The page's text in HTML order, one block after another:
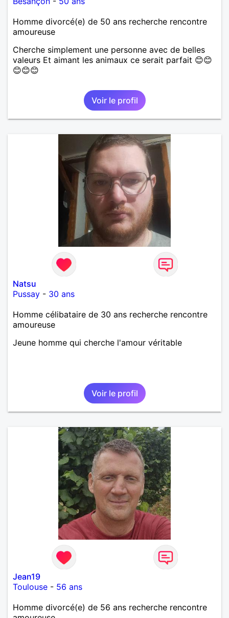
Homme divorcé(e) de 50 ans recherche rencontre
amoureuse
Cherche simplement une personne avec de belles
valeurs Et aimant les animaux ce serait parfait 😊😊
😊😊😊
Voir le profil
Natsu
Pussay - 30 ans
Homme célibataire de 30 ans recherche rencontre
amoureuse
Jeune homme qui cherche l'amour véritable
Voir le profil
Jean19
Toulouse - 56 ans
Homme divorcé(e) de 56 ans recherche rencontre